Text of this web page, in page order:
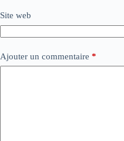
Site web
Ajouter un commentaire *